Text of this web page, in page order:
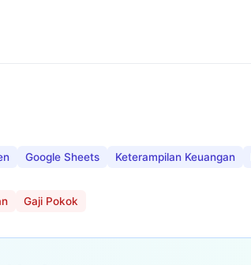
Google Sheets Keterampilan Keuangan
Gaji Pokok